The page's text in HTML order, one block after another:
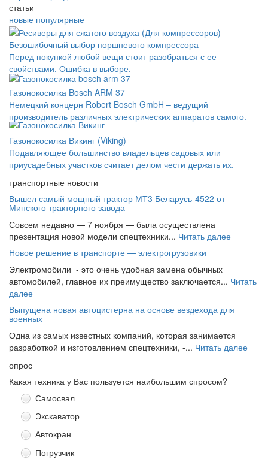
статьи
новые популярные
Безошибочный выбор поршневого компрессора
Перед покупкой любой вещи стоит разобраться с ее
свойствами. Ошибка в выборе.
Газонокосилка Bosch ARM 37
Немецкий концерн Robert Bosch GmbH – ведущий
производитель различных электрических аппаратов самого.
Газонокосилка Викинг (Viking)
Подавляющее большинство владельцев садовых или
приусадебных участков считает делом чести держать их.
транспортные новости
Вышел самый мощный трактор МТ3 Беларусь-4522 от
Минского тракторного завода
Совсем недавно — 7 ноября — была осуществлена
презентация новой модели спецтехники... Читать далее
Новое решение в транспорте — электрогрузовики
Электромобили - это очень удобная замена обычных
автомобилей, главное их преимущество заключается... Читать
далее
Выпущена новая автоцистерна на основе вездехода для
военных
Одна из самых известных компаний, которая занимается
разработкой и изготовлением спецтехники, -... Читать далее
опрос
Какая техника у Вас пользуется наибольшим спросом?
Самосвал
Экскаватор
Автокран
Погрузчик